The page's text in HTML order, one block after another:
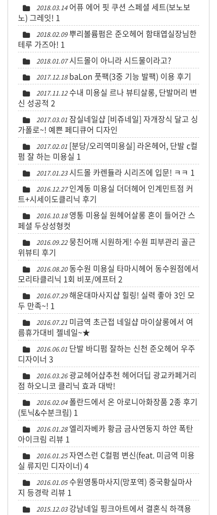
2018.03.14 어퓨 에어 핏 쿠션 스페셜 세트(보노보
노) 그레잇! 1
2018.02.09 뿌리볼륨펌은 준오헤어 함태엽실장님한
테루 가즈아! 1
2018.01.07 시드몰이 아니라 시드물이라고?
2017.12.18 baLon 풋팩(3중 기능 발팩) 이용 후기
2017.11.12 수내 미용실 르나 뷰티살롱, 단발머리 변
신 성공적 2
2017.03.01 잠실네일샵 [비쥬네일] 자개장식 달고 싱
가폴로~! 예쁜 페디큐어 디자인
2017.02.01 [분당/오리역미용실] 라온헤어, 단발 c컬
펌 잘 하는 미용실 1
2017.01.23 시드몰 카렌듈라 시리즈에 입문! ㅋㅋ 1
2016.12.27 인계동 미용실 더더헤어 인계민트점 커
트+시세이도클리닉 후기
2016.10.18 영통 미용실 원헤어살롱 혼이 들어간 스
페셜 두상성형컷
2016.09.22 뭉친어깨 시원하게! 수원 피부관리 골근
위뷰티 후기
2016.08.20 동수원 미용실 타마시헤어 동수원점에서
모리타클리닉 1회 비포/에프터 2
2016.07.29 해운대마사지샵 힐링! 실력 좋아 3인 모
두 만족~! 1
2016.07.21 미금역 초근접 네일샵 마이살롱에서 여
름휴가대비 젤네일~★
2016.06.01 단발 바디펌 잘하는 신천 준오헤어 우주
디자이너 3
2016.03.26 광교헤어샵추천 헤어더딥 광교카페거리
점 하오니코 클리닉 효과 대박!
2016.02.04 폴란드에서 온 아로니아화장품 2종 후기
(토닉&수분크림) 1
2016.01.28 엘리자베카 황금 금사연둥지 하얀 폭탄
아이크림 리뷰 1
2016.01.25 자연스런 C컬펌 변신(feat. 미금역 미용
실 류지민 디자이너) 4
2016.01.05 수원영통마사지(망포역) 중국황실마사
지 등경락 리뷰 1
2015.12.03 강남네일 핑크아트에서 결혼식 하객용